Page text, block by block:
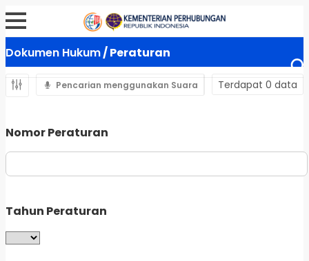
Dokumen Hukum/ Peraturan
Pencarian menggunakan Suara Terdapat 0 data
Nomor Peraturan
Tahun Peraturan